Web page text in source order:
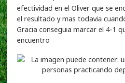
efectividad en el Oliver que se
el resultado y mas todavia
Gracia conseguia marcar el 4-1
encuentro